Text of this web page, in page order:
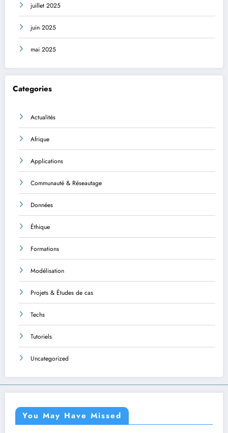
juillet 2025
juin 2025
mai 2025
Categories
Actualités
Afrique
Applications
Communauté & Réseautage
Données
Éthique
Formations
Modélisation
Projets & Études de cas
Techs
Tutoriels
Uncategorized
You May Have Missed